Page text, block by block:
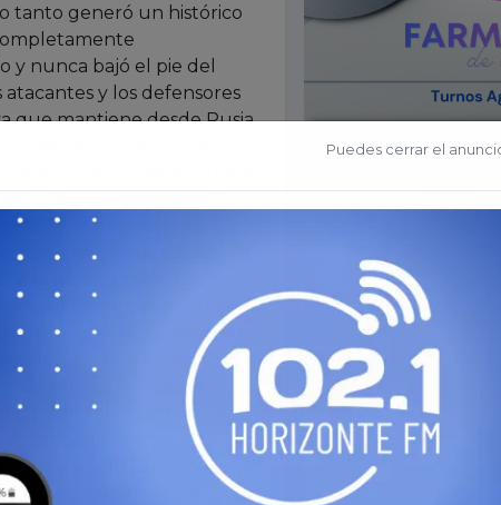
tanto generó un histórico
y nunca bajó el pie del
y los defensores
que mantiene desde Rusia
fase de grupos. Otro
Bajos y Japón. Luego
Dijk puso el 1-0 de
minutos después.
con una buena jugada
la hora y, contra todo
Koki Ogawa y, tras
in extremis. A pesar de
fue uno de los
ida y vuelta, el
primer tiempo pero se
a crecer y lo
Amad Diallo puso
Además, los